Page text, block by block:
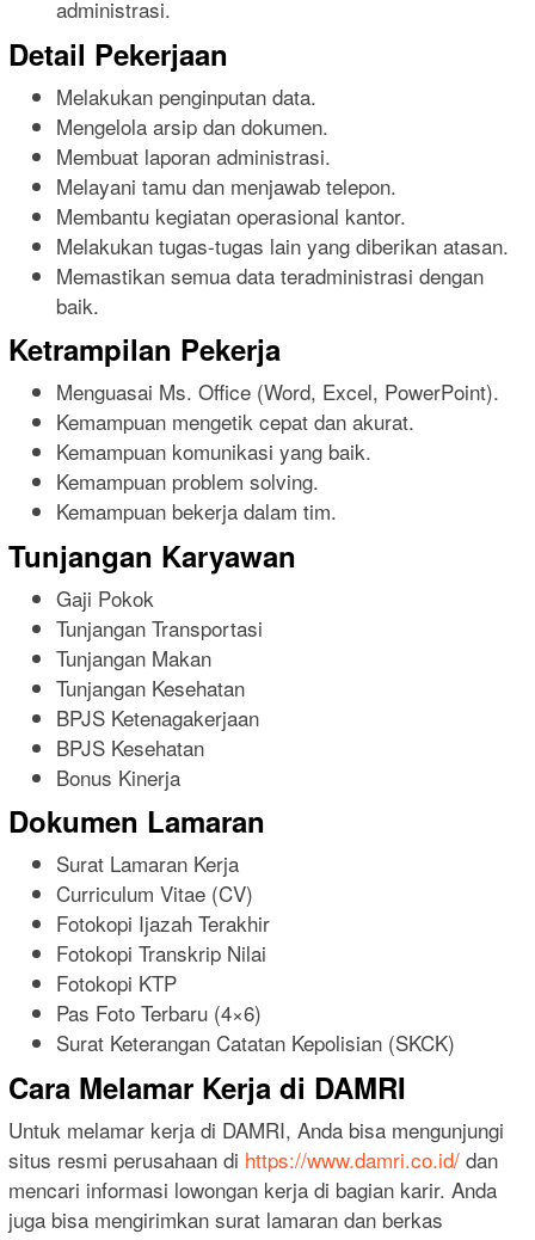
administrasi.
Detail Pekerjaan
Melakukan penginputan data.
Mengelola arsip dan dokumen.
Membuat laporan administrasi.
Melayani tamu dan menjawab telepon.
Membantu kegiatan operasional kantor.
Melakukan tugas-tugas lain yang diberikan atasan.
Memastikan semua data teradministrasi dengan
baik.
Ketrampilan Pekerja
Menguasai Ms. Office (Word, Excel, PowerPoint).
Kemampuan mengetik cepat dan akurat.
Kemampuan komunikasi yang baik.
Kemampuan problem solving.
Kemampuan bekerja dalam tim.
Tunjangan Karyawan
Gaji Pokok
Tunjangan Transportasi
Tunjangan Makan
Tunjangan Kesehatan
BPJS Ketenagakerjaan
BPJS Kesehatan
Bonus Kinerja
Dokumen Lamaran
Surat Lamaran Kerja
Curriculum Vitae (CV)
Fotokopi Ijazah Terakhir
Fotokopi Transkrip Nilai
Fotokopi KTP
Pas Foto Terbaru (4×6)
Surat Keterangan Catatan Kepolisian (SKCK)
Cara Melamar Kerja di DAMRI
Untuk melamar kerja di DAMRI, Anda bisa mengunjungi
situs resmi perusahaan di https://www.damri.co.id/ dan
mencari informasi lowongan kerja di bagian karir. Anda
juga bisa mengirimkan surat lamaran dan berkas